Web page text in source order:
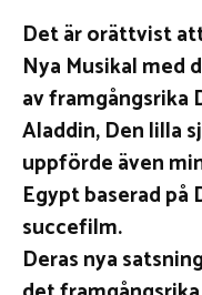
Det är orättvist
Nya Musikal med
av framgångsrika
Aladdin, Den lilla
uppförde även
Egypt baserad på
succefilm.
Deras nya